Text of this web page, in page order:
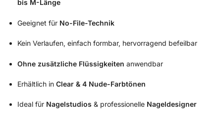
bis M-Länge
Geeignet für No-File-Technik
Kein Verlaufen, einfach formbar, hervorragend befeilbar
Ohne zusätzliche Flüssigkeiten anwendbar
Erhältlich in Clear & 4 Nude-Farbtönen
Ideal für Nagelstudios & professionelle Nageldesigner